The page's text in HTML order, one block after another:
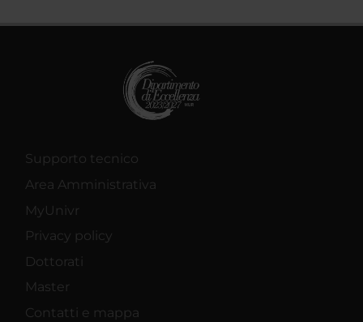
Supporto tecnico
Area Amministrativa
MyUnivr
Privacy policy
Dottorati
Master
Contatti e mappa